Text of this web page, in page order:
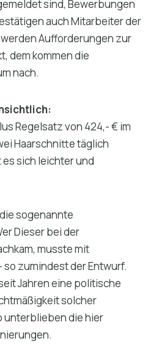
sind, Bewerbungen
auch Mitarbeiter der
Aufforderungen zur
dem kommen die
nach.
Regelsatz von 424,- € im
Haarschnitte täglich
sich leichter und
sogenannte
Dieser bei der
musste mit
zumindest der Entwurf.
Jahren eine politische
solcher
unterblieben die hier